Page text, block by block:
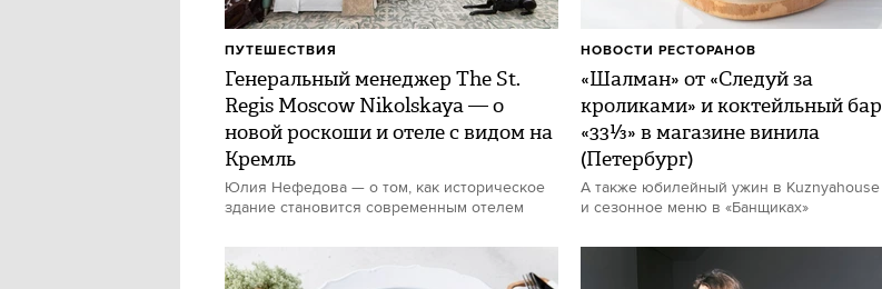
Генеральный менеджер The St.
Regis Moscow Nikolskaya — о
новой роскоши и отеле с видом на
Кремль
Юлия Нефедова — о том, как историческое
здание становится современным отелем
ПУТЕШЕСТВИЯ
«Шалман» от «Следуй за
кроликами» и коктейльный бар
«33⅓» в магазине винила
(Петербург)
А также юбилейный ужин в Kuznyahouse
и сезонное меню в «Банщиках»
НОВОСТИ РЕСТОРАНОВ